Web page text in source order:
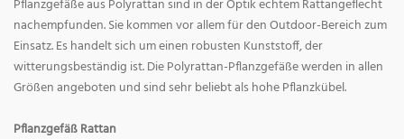
Pflanzgefäße aus Polyrattan sind in der Optik echtem Rattangeflecht
nachempfunden. Sie kommen vor allem für den Outdoor-Bereich zum
Einsatz. Es handelt sich um einen robusten Kunststoff, der
witterungsbeständig ist. Die Polyrattan-Pflanzgefäße werden in allen
Größen angeboten und sind sehr beliebt als hohe Pflanzkübel.
Pflanzgefäß Rattan